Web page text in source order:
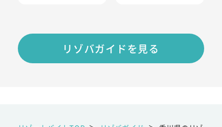
リゾバガイドを見る